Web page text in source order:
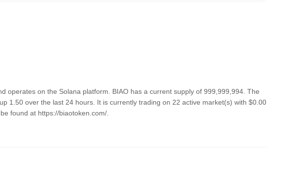
operates on the Solana platform. BIAO has a current supply of 999,999,994. The
1.50 over the last 24 hours. It is currently trading on 22 active market(s) with $0.00
found at https://biaotoken.com/.